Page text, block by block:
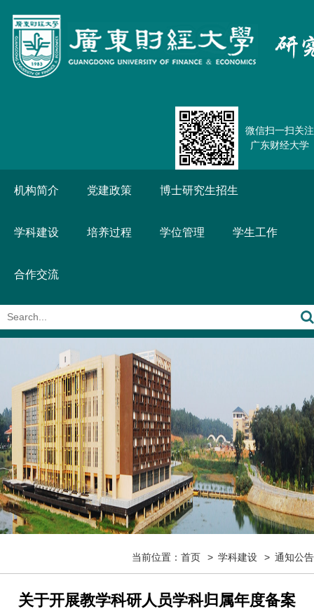
微信扫一扫关注
广东财经大学
机构简介 党建政策 博士研究生招生
学科建设 培养过程 学位管理 学生工作
合作交流
当前位置： 首页 学科建设 通知公告
关于开展教学科研人员学科归属年度备案